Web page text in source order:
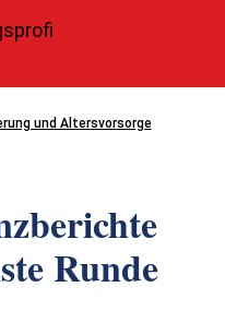
und Altersvorsorge
Runde